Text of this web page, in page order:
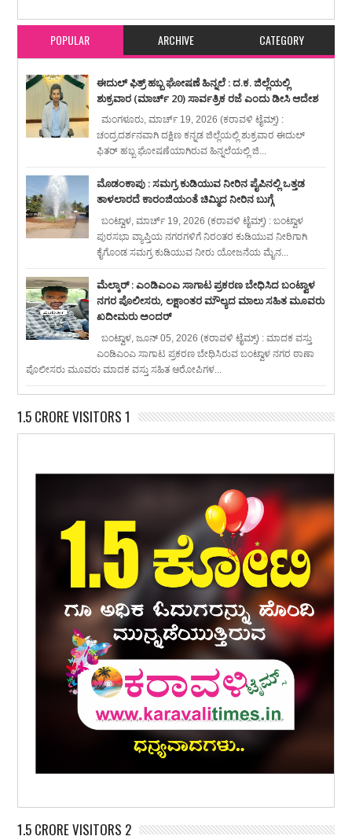
POPULAR ARCHIVE CATEGORY
ಈದುಲ್ ಫಿತ್ರ್ ಹಬ್ಬ ಘೋಷಣೆ ಹಿನ್ನಲೆ : ದ.ಕ. ಜಿಲ್ಲೆಯಲ್ಲಿ
ಶುಕ್ರವಾರ (ಮಾರ್ಚ್ 20) ಸಾರ್ವತ್ರಿಕ ರಜೆ ಎಂದು ಡೀಸಿ ಆದೇಶ
ಮಂಗಳೂರು, ಮಾರ್ಚ್ 19, 2026 (ಕರಾವಳಿ ಟೈಮ್ಸ್) :
ಚಂದ್ರದರ್ಶನವಾಗಿ ದಕ್ಷಿಣ ಕನ್ನಡ ಜಿಲ್ಲೆಯಲ್ಲಿ ಶುಕ್ರವಾರ ಈದುಲ್
ಫಿತರ್ ಹಬ್ಬ ಘೋಷಣೆಯಾಗಿರುವ ಹಿನ್ನಲೆಯಲ್ಲಿ ಜಿ...
ಮೊಡಂಕಾಪು : ಸಮಗ್ರ ಕುಡಿಯುವ ನೀರಿನ ಪೈಪಿನಲ್ಲಿ ಒತ್ತಡ
ತಾಳಲಾರದೆ ಕಾರಂಜಿಯಂತೆ ಚಿಮ್ಮಿದ ನೀರಿನ ಬುಗ್ಗೆ
ಬಂಟ್ವಾಳ, ಮಾರ್ಚ್ 19, 2026 (ಕರಾವಳಿ ಟೈಮ್ಸ್) : ಬಂಟ್ವಾಳ
ಪುರಸಭಾ ವ್ಯಾಪ್ತಿಯ ನಗರಗಳಿಗೆ ನಿರಂತರ ಕುಡಿಯುವ ನೀರಿಗಾಗಿ
ಕೈಗೊಂಡ ಸಮಗ್ರ ಕುಡಿಯುವ ನೀರು ಯೋಜನೆಯ ಮೈನ...
ಮೆಲ್ಕಾರ್ : ಎಂಡಿಎಂಎ ಸಾಗಾಟ ಪ್ರಕರಣ ಬೇಧಿಸಿದ ಬಂಟ್ವಾಳ
ನಗರ ಪೊಲೀಸರು, ಲಕ್ಷಾಂತರ ಮೌಲ್ಯದ ಮಾಲು ಸಹಿತ ಮೂವರು
ಖದೀಮರು ಅಂದರ್
ಬಂಟ್ವಾಳ, ಜೂನ್ 05, 2026 (ಕರಾವಳಿ ಟೈಮ್ಸ್) : ಮಾದಕ ವಸ್ತು
ಎಂಡಿಎಂಎ ಸಾಗಾಟ ಪ್ರಕರಣ ಬೇಧಿಸಿರುವ ಬಂಟ್ವಾಳ ನಗರ ಠಾಣಾ
ಪೊಲೀಸರು ಮೂವರು ಮಾದಕ ವಸ್ತು ಸಹಿತ ಆರೋಪಿಗಳ...
1.5 CRORE VISITORS 1
1.5 CRORE VISITORS 2